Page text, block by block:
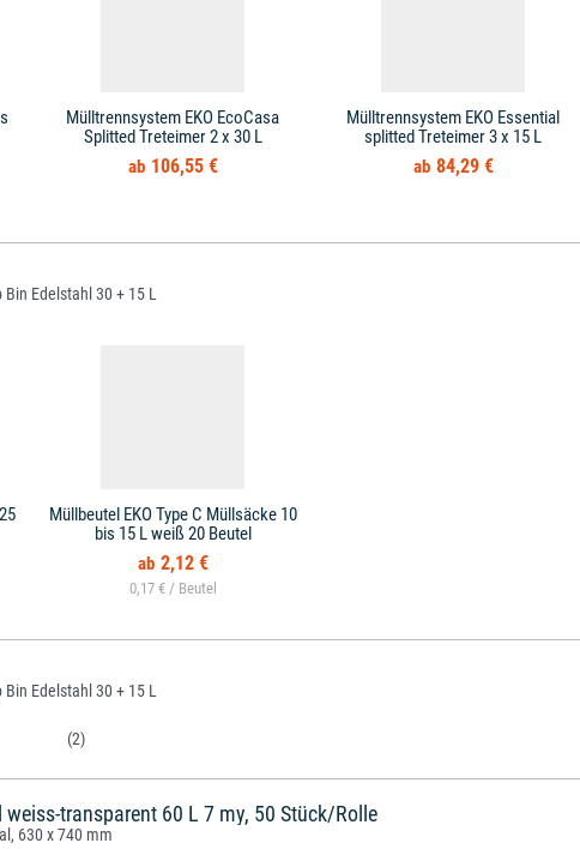
Mülltrennsystem EKO EcoCasa
Splitted Treteimer 2 x 30 L
106,55 €
Mülltrennsystem EKO Essential
splitted Treteimer 3 x 15 L
84,29 €
Edelstahl 30 + 15 L
Müllbeutel EKO Type C Müllsäcke 10
bis 15 L weiß 20 Beutel
2,12 €
0,17 € /
Edelstahl 30 + 15 L
(2)
weiss-transparent 60 L 7 my, 50 Stück/Rolle
630 x 740 mm